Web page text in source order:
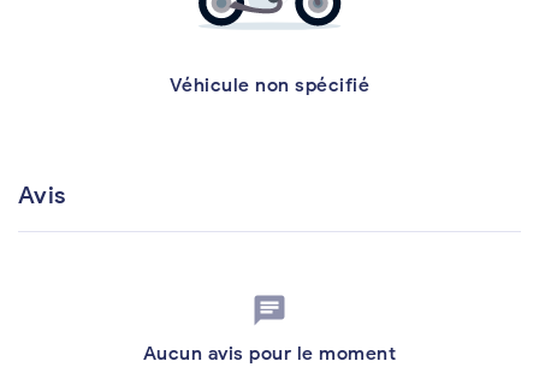
Véhicule non spécifié
Avis
chat
Aucun avis pour le moment